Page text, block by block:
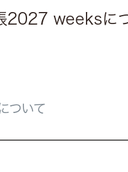
2027 weeksに
ついて